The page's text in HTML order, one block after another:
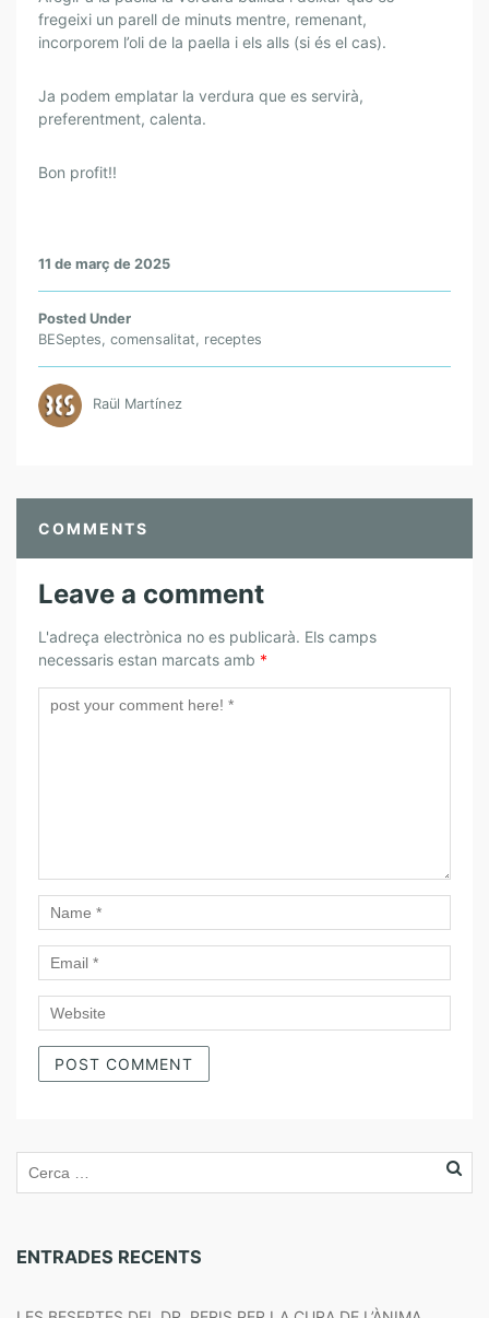
fregeixi un parell de minuts mentre, remenant,
incorporem l’oli de la paella i els alls (si és el cas).
Ja podem emplatar la verdura que es servirà,
preferentment, calenta.
Bon profit!!
11 de març de 2025
Posted Under
BESeptes, comensalitat, receptes
Raül Martínez
COMMENTS
Leave a comment
L'adreça electrònica no es publicarà. Els camps
necessaris estan marcats amb *
ENTRADES RECENTS